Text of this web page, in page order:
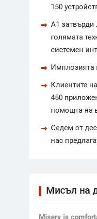
150
А1 затвърди
голямата
системен
Имплозията
Клиентите
450
помощта на
Седем от
нас
Мисъл на
Мisery is